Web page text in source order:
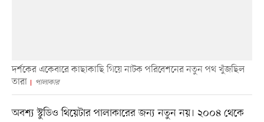
দর্শকের একেবারে কাছাকাছি গিয়ে নাটক পরিবেশনের নতুন পথ খুঁজছিল
তারা
পালাকার
অবশ্য স্টুডিও থিয়েটার পালাকারের জন্য নতুন নয়। ২০০৪ থেকে